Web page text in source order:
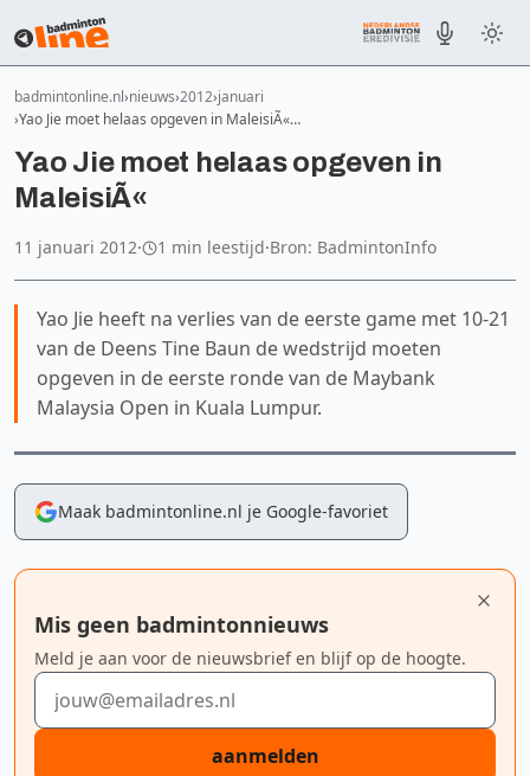
badmintonline.nl nieuws 2012 januari
Yao Jie moet helaas opgeven in MaleisiÃ«…
Yao Jie moet helaas opgeven in
MaleisiÃ«
11 januari 2012· 1 min leestijd·Bron: BadmintonInfo
Yao Jie heeft na verlies van de eerste game met 10-21
van de Deens Tine Baun de wedstrijd moeten
opgeven in de eerste ronde van de Maybank
Malaysia Open in Kuala Lumpur.
Maak badmintonline.nl je Google-favoriet
Mis geen badmintonnieuws
Meld je aan voor de nieuwsbrief en blijf op de hoogte.
E-mailadres
aanmelden